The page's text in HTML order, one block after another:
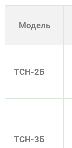
Модель
ТСН-2Б
ТСН-3Б